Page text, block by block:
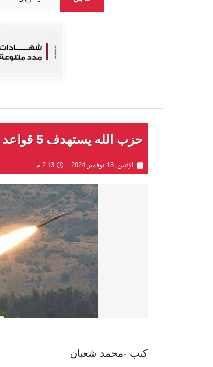
حزب الله يستهدف 5 قواعد عسكرية إسرائيلية بصواريخ نوعيّة
الإثنين, 18 نوفمبر 2024 2:13 م
كتب -محمد شعبان